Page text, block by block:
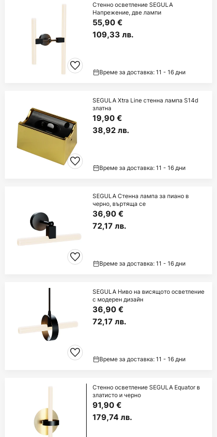
Стенно осветление SEGULA
Напрежение, две лампи
55,90 €
109,33 лв.
Време за доставка: 11 - 16 дни
SEGULA Xtra Line стенна лампа S14d
златна
19,90 €
38,92 лв.
Време за доставка: 11 - 16 дни
SEGULA Стенна лампа за пиано в
черно, въртяща се
36,90 €
72,17 лв.
Време за доставка: 11 - 16 дни
SEGULA Ниво на висящото осветление
с модерен дизайн
36,90 €
72,17 лв.
Време за доставка: 11 - 16 дни
Стенно осветление SEGULA Equator в
златисто и черно
91,90 €
179,74 лв.